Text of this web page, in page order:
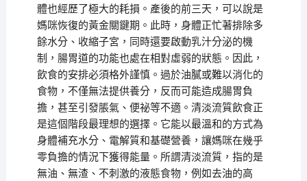
體也經歷了極大的耗損。產後的前三天，可以說是
媽咪恢復的黃金關鍵期。此時，身體正忙著排除多
餘水分、收縮子宮，同時還要啟動乳汁分泌的機
制，腸胃道的功能也處在相對虛弱的狀態。因此，
飲食的安排必須格外謹慎。過於油膩或難以消化的
食物，不僅無法提供養分，反而可能造成腸胃負
擔，甚至引發脹氣、便祕等不適。清淡流質飲食正
是這個階段最理想的選擇。它能以最溫和的方式為
身體補充水分、電解質和基礎營養，讓媽咪在幾乎
零負擔的情況下獲得能量。所謂清淡流質，指的是
無油、無渣、不刺激的液態食物，例如去油的高